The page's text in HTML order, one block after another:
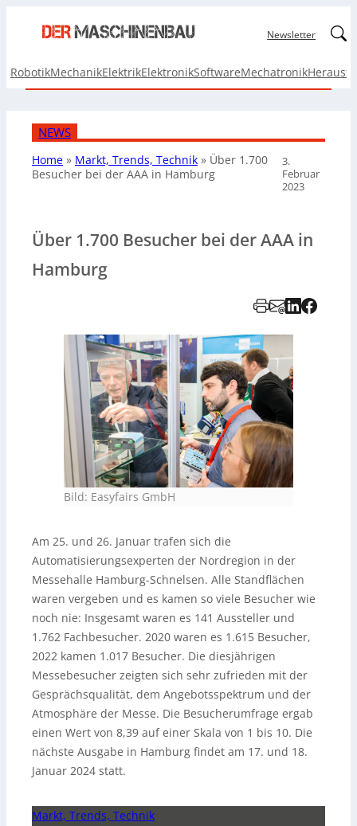
Newsletter
RobotikMechanikElektrikElektronikSoftwareMechatronik
NEWS
Home » Markt, Trends, Technik » Über 1.700
Besucher bei der AAA in Hamburg
3.
Februar
2023
Über 1.700 Besucher bei der AAA in
Hamburg
Bild: Easyfairs GmbH
Am 25. und 26. Januar trafen sich die
Automatisierungsexperten der Nordregion in der
Messehalle Hamburg-Schnelsen. Alle Standflächen
waren vergeben und es kamen so viele Besucher wie
noch nie: Insgesamt waren es 141 Aussteller und
1.762 Fachbesucher. 2020 waren es 1.615 Besucher,
2022 kamen 1.017 Besucher. Die diesjährigen
Messebesucher zeigten sich sehr zufrieden mit der
Gesprächsqualität, dem Angebotsspektrum und der
Atmosphäre der Messe. Die Besucherumfrage ergab
einen Wert von 8,39 auf einer Skala von 1 bis 10. Die
nächste Ausgabe in Hamburg findet am 17. und 18.
Januar 2024 statt.
Markt, Trends, Technik